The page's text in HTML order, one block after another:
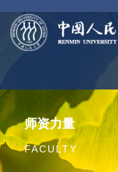
师资力量
FACULTY